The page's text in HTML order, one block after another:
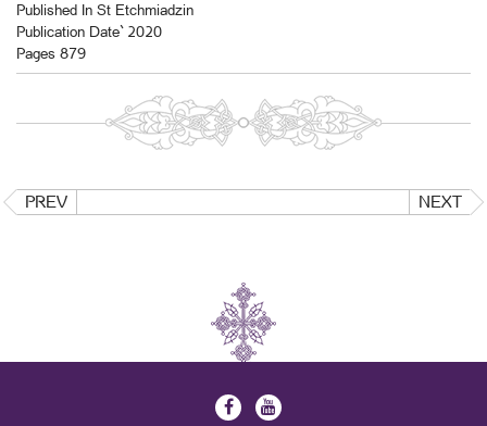
Published In St Etchmiadzin
Publication Date` 2020
Pages 879
PREV NEXT